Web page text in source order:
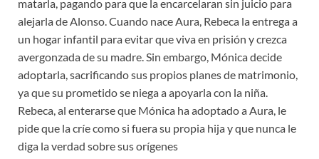
matarla, pagando para que la encarcelaran sin juicio para
alejarla de Alonso. Cuando nace Aura, Rebeca la entrega a
un hogar infantil para evitar que viva en prisión y crezca
avergonzada de su madre. Sin embargo, Mónica decide
adoptarla, sacrificando sus propios planes de matrimonio,
ya que su prometido se niega a apoyarla con la niña.
Rebeca, al enterarse que Mónica ha adoptado a Aura, le
pide que la críe como si fuera su propia hija y que nunca le
diga la verdad sobre sus orígenes